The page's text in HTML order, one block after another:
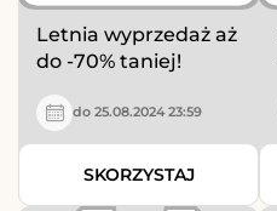
Letnia wyprzedaż aż
do -70% taniej!
do 25.08.2024 23:59
SKORZYSTAJ